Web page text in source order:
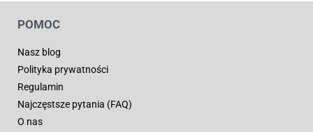
POMOC
Nasz blog
Polityka prywatności
Regulamin
Najczęstsze pytania (FAQ)
O nas